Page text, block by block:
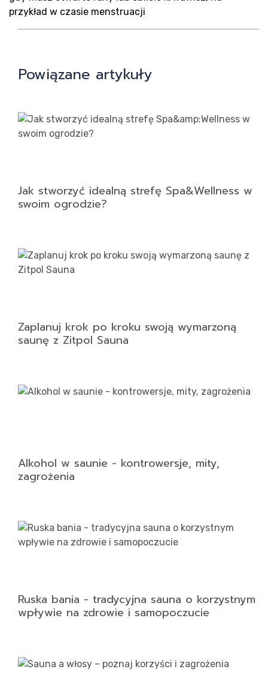
przykład w czasie menstruacji
Powiązane artykuły
Jak stworzyć idealną strefę Spa&Wellness w
swoim ogrodzie?
Zaplanuj krok po kroku swoją wymarzoną
saunę z Zitpol Sauna
Alkohol w saunie - kontrowersje, mity,
zagrożenia
Ruska bania - tradycyjna sauna o korzystnym
wpływie na zdrowie i samopoczucie